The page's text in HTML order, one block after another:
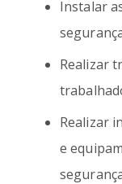
Instalar
Realizar
Realizar
e